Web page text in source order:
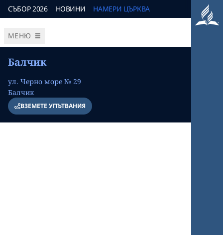
СЪБОР 2026 НОВИНИ НАМЕРИ ЦЪРКВА
МЕНЮ
Балчик
ул. Черно море № 29
Балчик
ВЗЕМЕТЕ УПЪТВАНИЯ